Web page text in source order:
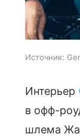
Источник:
Интерьер
в офф-
шлема